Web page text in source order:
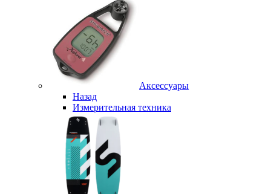
Аксессуары
Назад
Измерительная техника